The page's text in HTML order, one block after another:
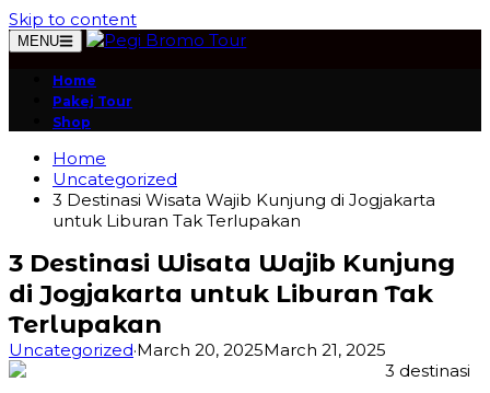
Skip to content
MENU
Home
Pakej Tour
Shop
Home
Uncategorized
3 Destinasi Wisata Wajib Kunjung di Jogjakarta
untuk Liburan Tak Terlupakan
3 Destinasi Wisata Wajib Kunjung
di Jogjakarta untuk Liburan Tak
Terlupakan
Uncategorized·March 20, 2025March 21, 2025